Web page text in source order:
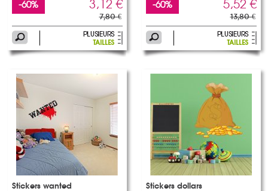
-60%
7,80 €
-60%
13,80 €
Stickers wanted Stickers dollars